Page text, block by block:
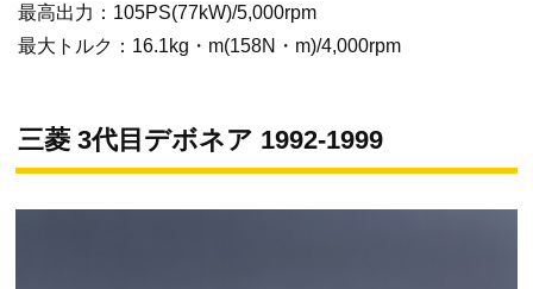
最高出力：105PS(77kW)/5,000rpm
最大トルク：16.1kg・m(158N・m)/4,000rpm
三菱 3代目デボネア 1992-1999